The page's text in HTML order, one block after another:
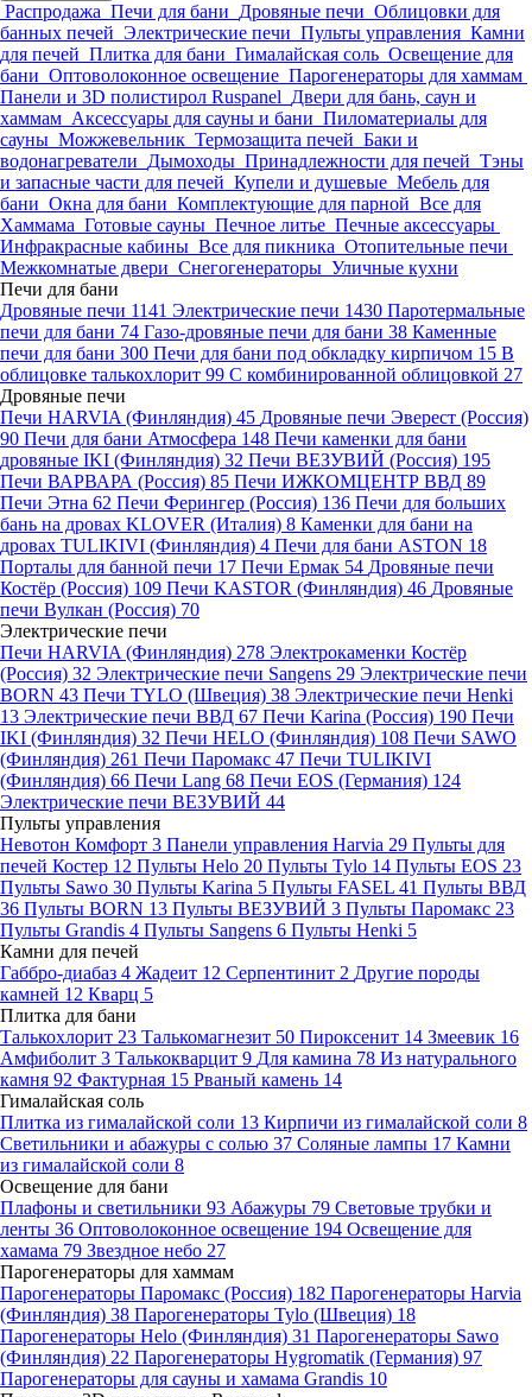
Распродажа Печи для бани Дровяные печи Облицовки для
банных печей Электрические печи Пульты управления Камни
для печей Плитка для бани Гималайская соль Освещение для
бани Оптоволоконное освещение Парогенераторы для хаммам
Панели и 3D полистирол Ruspanel Двери для бань, саун и
хаммам Аксессуары для сауны и бани Пиломатериалы для
сауны Можжевельник Термозащита печей Баки и
водонагреватели Дымоходы Принадлежности для печей Тэны
и запасные части для печей Купели и душевые Мебель для
бани Окна для бани Комплектующие для парной Все для
Хаммама Готовые сауны Печное литье Печные аксессуары
Инфракрасные кабины Все для пикника Отопительные печи
Межкомнатые двери Снегогенераторы Уличные кухни
Печи для бани
Дровяные печи 1141 Электрические печи 1430 Паротермальные
печи для бани 74 Газо-дровяные печи для бани 38 Каменные
печи для бани 300 Печи для бани под обкладку кирпичом 15 В
облицовке талькохлорит 99 С комбинированной облицовкой 27
Дровяные печи
Печи HARVIA (Финляндия) 45 Дровяные печи Эверест (Россия)
90 Печи для бани Атмосфера 148 Печи каменки для бани
дровяные IKI (Финляндия) 32 Печи ВЕЗУВИЙ (Россия) 195
Печи ВАРВАРА (Россия) 85 Печи ИЖКОМЦЕНТР ВВД 89
Печи Этна 62 Печи Ферингер (Россия) 136 Печи для больших
бань на дровах KLOVER (Италия) 8 Каменки для бани на
дровах TULIKIVI (Финляндия) 4 Печи для бани ASTON 18
Порталы для банной печи 17 Печи Ермак 54 Дровяные печи
Костёр (Россия) 109 Печи KASTOR (Финляндия) 46 Дровяные
печи Вулкан (Россия) 70
Электрические печи
Печи HARVIA (Финляндия) 278 Электрокаменки Костёр
(Россия) 32 Электрические печи Sangens 29 Электрические печи
BORN 43 Печи TYLO (Швеция) 38 Электрические печи Henki
13 Электрические печи ВВД 67 Печи Karina (Россия) 190 Печи
IKI (Финляндия) 32 Печи HELO (Финляндия) 108 Печи SAWO
(Финляндия) 261 Печи Паромакс 47 Печи TULIKIVI
(Финляндия) 66 Печи Lang 68 Печи EOS (Германия) 124
Электрические печи ВЕЗУВИЙ 44
Пульты управления
Невотон Комфорт 3 Панели управления Harvia 29 Пульты для
печей Костер 12 Пульты Helo 20 Пульты Tylo 14 Пульты EOS 23
Пульты Sawo 30 Пульты Karina 5 Пульты FASEL 41 Пульты ВВД
36 Пульты BORN 13 Пульты ВЕЗУВИЙ 3 Пульты Паромакс 23
Пульты Grandis 4 Пульты Sangens 6 Пульты Henki 5
Камни для печей
Габбро-диабаз 4 Жадеит 12 Серпентинит 2 Другие породы
камней 12 Кварц 5
Плитка для бани
Талькохлорит 23 Талькомагнезит 50 Пироксенит 14 Змеевик 16
Амфиболит 3 Талькокварцит 9 Для камина 78 Из натурального
камня 92 Фактурная 15 Рваный камень 14
Гималайская соль
Плитка из гималайской соли 13 Кирпичи из гималайской соли 8
Светильники и абажуры с солью 37 Соляные лампы 17 Камни
из гималайской соли 8
Освещение для бани
Плафоны и светильники 93 Абажуры 79 Световые трубки и
ленты 36 Оптоволоконное освещение 194 Освещение для
хамама 79 Звездное небо 27
Парогенераторы для хаммам
Парогенераторы Паромакс (Россия) 182 Парогенераторы Harvia
(Финляндия) 38 Парогенераторы Tylo (Швеция) 18
Парогенераторы Helo (Финляндия) 31 Парогенераторы Sawo
(Финляндия) 22 Парогенераторы Hygromatik (Германия) 97
Парогенераторы для сауны и хамама Grandis 10